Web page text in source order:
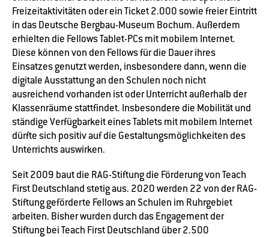
Freizeitaktivitäten oder ein Ticket 2.000 sowie freier Eintritt
in das Deutsche Bergbau-Museum Bochum. Außerdem
erhielten die Fellows Tablet-PCs mit mobilem Internet.
Diese können von den Fellows für die Dauer ihres
Einsatzes genutzt werden, insbesondere dann, wenn die
digitale Ausstattung an den Schulen noch nicht
ausreichend vorhanden ist oder Unterricht außerhalb der
Klassenräume stattfindet. Insbesondere die Mobilität und
ständige Verfügbarkeit eines Tablets mit mobilem Internet
dürfte sich positiv auf die Gestaltungsmöglichkeiten des
Unterrichts auswirken.
Seit 2009 baut die RAG-Stiftung die Förderung von Teach
First Deutschland stetig aus. 2020 werden 22 von der RAG-
Stiftung geförderte Fellows an Schulen im Ruhrgebiet
arbeiten. Bisher wurden durch das Engagement der
Stiftung bei Teach First Deutschland über 2.500